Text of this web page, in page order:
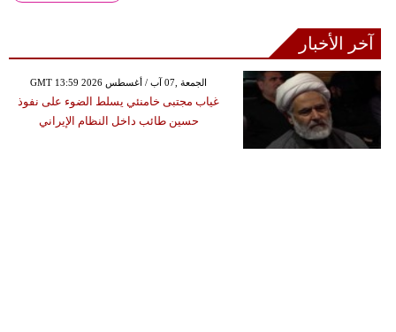
آخر الأخبار
GMT 13:59 2026 الجمعة ,07 آب / أغسطس
غياب مجتبى خامنئي يسلط الضوء على نفوذ
حسين طائب داخل النظام الإيراني